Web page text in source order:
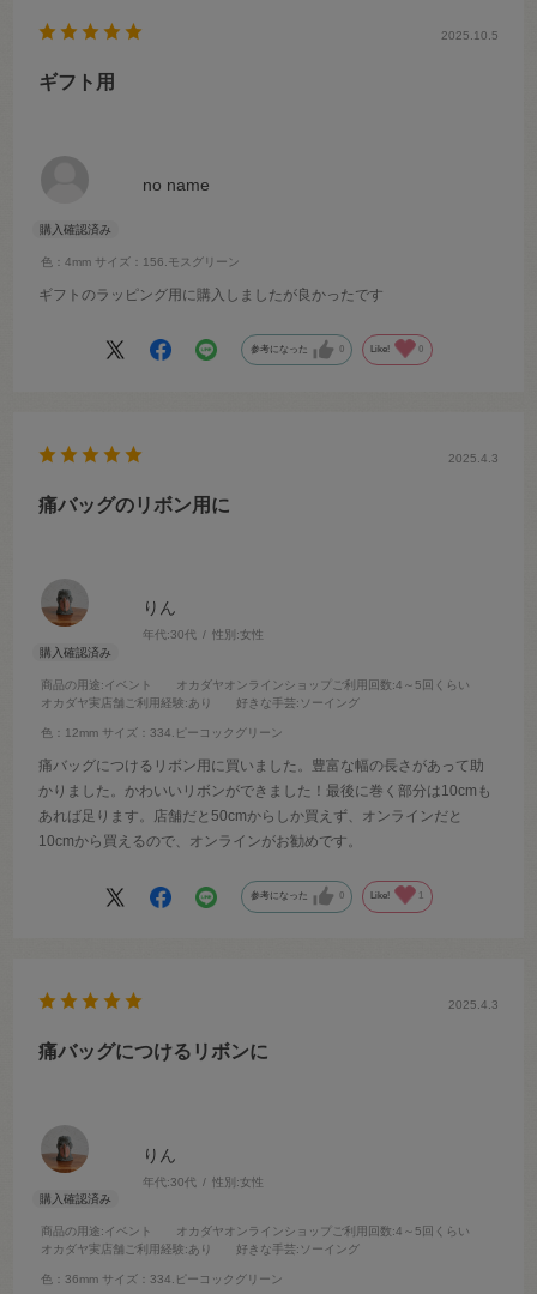
no name
色：4mm サイズ：156.モスグリーン
2025.10.5
ギフト用
ギフトのラッピング用に購入しましたが良かったです
参考になった 0 Like! 0
りん
年代:30代 性別:女性
商品の用途:イベント オカダヤオンラインショップご利用回数:4～5回くらい
オカダヤ実店舗ご利用経験:あり 好きな手芸:ソーイング
色：12mm サイズ：334.ピーコックグリーン
2025.4.3
痛バッグのリボン用に
痛バッグにつけるリボン用に買いました。豊富な幅の長さがあって助
かりました。かわいいリボンができました！最後に巻く部分は10cmも
あれば足ります。店舗だと50cmからしか買えず、オンラインだと
10cmから買えるので、オンラインがお勧めです。
参考になった 0 Like! 1
りん
年代:30代 性別:女性
商品の用途:イベント オカダヤオンラインショップご利用回数:4～5回くらい
オカダヤ実店舗ご利用経験:あり 好きな手芸:ソーイング
色：36mm サイズ：334.ピーコックグリーン
2025.4.3
痛バッグにつけるリボンに